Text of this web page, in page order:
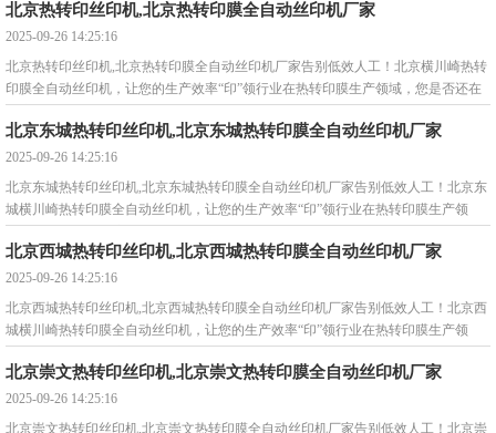
北京热转印丝印机,北京热转印膜全自动丝印机厂家
2025-09-26 14:25:16
北京热转印丝印机,北京热转印膜全自动丝印机厂家告别低效人工！北京横川崎热转
印膜全自动丝印机，让您的生产效率“印”领行业在热转印膜生产领域，您是否还在
北京东城热转印丝印机,北京东城热转印膜全自动丝印机厂家
2025-09-26 14:25:16
北京东城热转印丝印机,北京东城热转印膜全自动丝印机厂家告别低效人工！北京东
城横川崎热转印膜全自动丝印机，让您的生产效率“印”领行业在热转印膜生产领
北京西城热转印丝印机,北京西城热转印膜全自动丝印机厂家
2025-09-26 14:25:16
北京西城热转印丝印机,北京西城热转印膜全自动丝印机厂家告别低效人工！北京西
城横川崎热转印膜全自动丝印机，让您的生产效率“印”领行业在热转印膜生产领
北京崇文热转印丝印机,北京崇文热转印膜全自动丝印机厂家
2025-09-26 14:25:16
北京崇文热转印丝印机,北京崇文热转印膜全自动丝印机厂家告别低效人工！北京崇